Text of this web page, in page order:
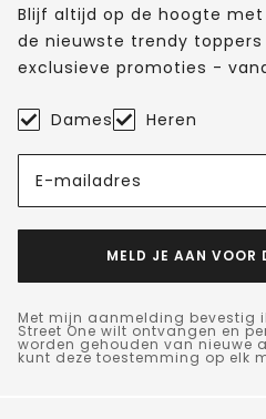
Blijf altijd op de hoogte
de nieuwste trendy
exclusieve promoties -
Dames Heren
E-mailadres
MELD JE AAN VOOR
Met mijn aanmelding bevestig
Street One wilt ontvangen en
worden gehouden van nieuwe
kunt deze toestemming op elk